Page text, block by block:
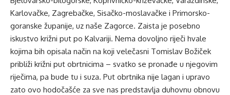
Karlovačke, Zagrebačke, Sisačko-moslavačke i Primorsko-
goranske županije, uz naše Zagorce. Zaista je posebno
iskustvo križni put po Kalvariji. Nema dovoljno riječi hvale
kojima bih opisala način na koji velečasni Tomislav Božiček
približi križni put obrtnicima – svatko se pronađe u njegovim
riječima, pa bude tu i suza. Put obrtnika nije lagan i upravo
zato ovo hodočašće za sve nas predstavlja duhovnu obnovu